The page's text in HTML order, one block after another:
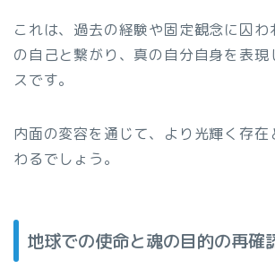
これは、過去の経験や固定観念に囚わ
の自己と繋がり、真の自分自身を表現
スです。
内面の変容を通じて、より光輝く存在
わるでしょう。
地球での使命と魂の目的の再確